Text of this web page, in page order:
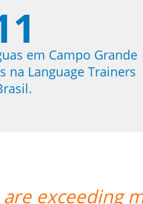
em Campo Grande
na Language Trainers
and has a lot